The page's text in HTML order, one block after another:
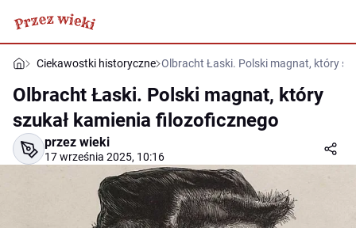
Ciekawostki historyczne Olbracht Łaski. Polski magnat, który
Olbracht Łaski. Polski magnat, który
szukał kamienia filozoficznego
przez wieki
17 września 2025, 10:16